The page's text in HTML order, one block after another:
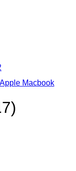
Apple Macbook